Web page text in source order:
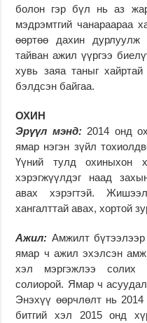
болон гэр бүл нь аз
мэдрэмтгий чанараараа
өөртөө дахин
тайван ажил үүргээ
хувь заяа таныг хайртай
бэлдсэн байгаа.
ОХИН
Эрүүл мэнд:2014 онд
ямар нэгэн зүйл
Үүний тулд охиныхон
хэрэгжүүлдэг наад
авах хэрэгтэй.
хангалттай авах, хортой
Ажил: Амжилт
ямар ч ажил эхэлсэн
хэл мэргэжлээ солих
солиорой. Ямар ч
Энэхүү өөрчлөлт нь
битгий хэл 2015 онд